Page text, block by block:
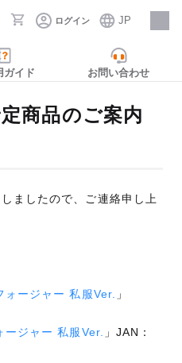
ログイン JP
採用情報
ガイド お問い合わせ
商品のご案内
ましたので、ご連絡申し上
ージャー 私服Ver.
」
ジャー 私服Ver.
」JAN：